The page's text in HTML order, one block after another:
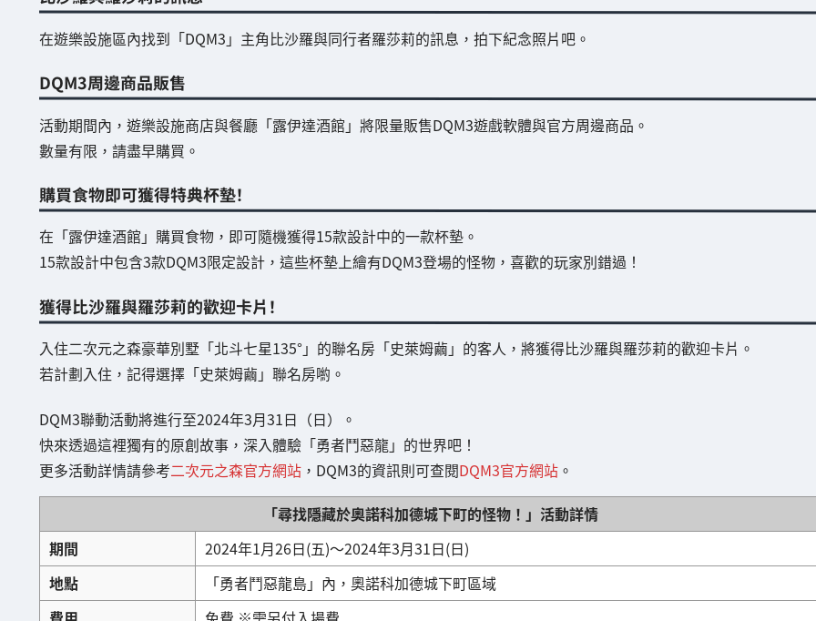
在遊樂設施區內找到「DQM3」主角比沙羅與同行者羅莎莉的訊息，拍下紀念照片吧。
DQM3周邊商品販售
活動期間內，遊樂設施商店與餐廳「露伊達酒館」將限量販售DQM3遊戲軟體與官方周邊商品。
數量有限，請盡早購買。
購買食物即可獲得特典杯墊！
在「露伊達酒館」購買食物，即可隨機獲得15款設計中的一款杯墊。
15款設計中包含3款DQM3限定設計，這些杯墊上繪有DQM3登場的怪物，喜歡的玩家別錯過！
獲得比沙羅與羅莎莉的歡迎卡片！
入住二次元之森豪華別墅「北斗七星135°」的聯名房「史萊姆繭」的客人，將獲得比沙羅與羅莎莉的歡迎卡片。
若計劃入住，記得選擇「史萊姆繭」聯名房喲。
DQM3聯動活動將進行至2024年3月31日（日）。
快來透過這裡獨有的原創故事，深入體驗「勇者鬥惡龍」的世界吧！
更多活動詳情請參考二次元之森官方網站，DQM3的資訊則可查閱DQM3官方網站。
「尋找隱藏於奧諾科加德城下町的怪物！」活動詳情
期間
2024年1月26日(五)～2024年3月31日(日)
地點
「勇者鬥惡龍島」內，奧諾科加德城下町區域